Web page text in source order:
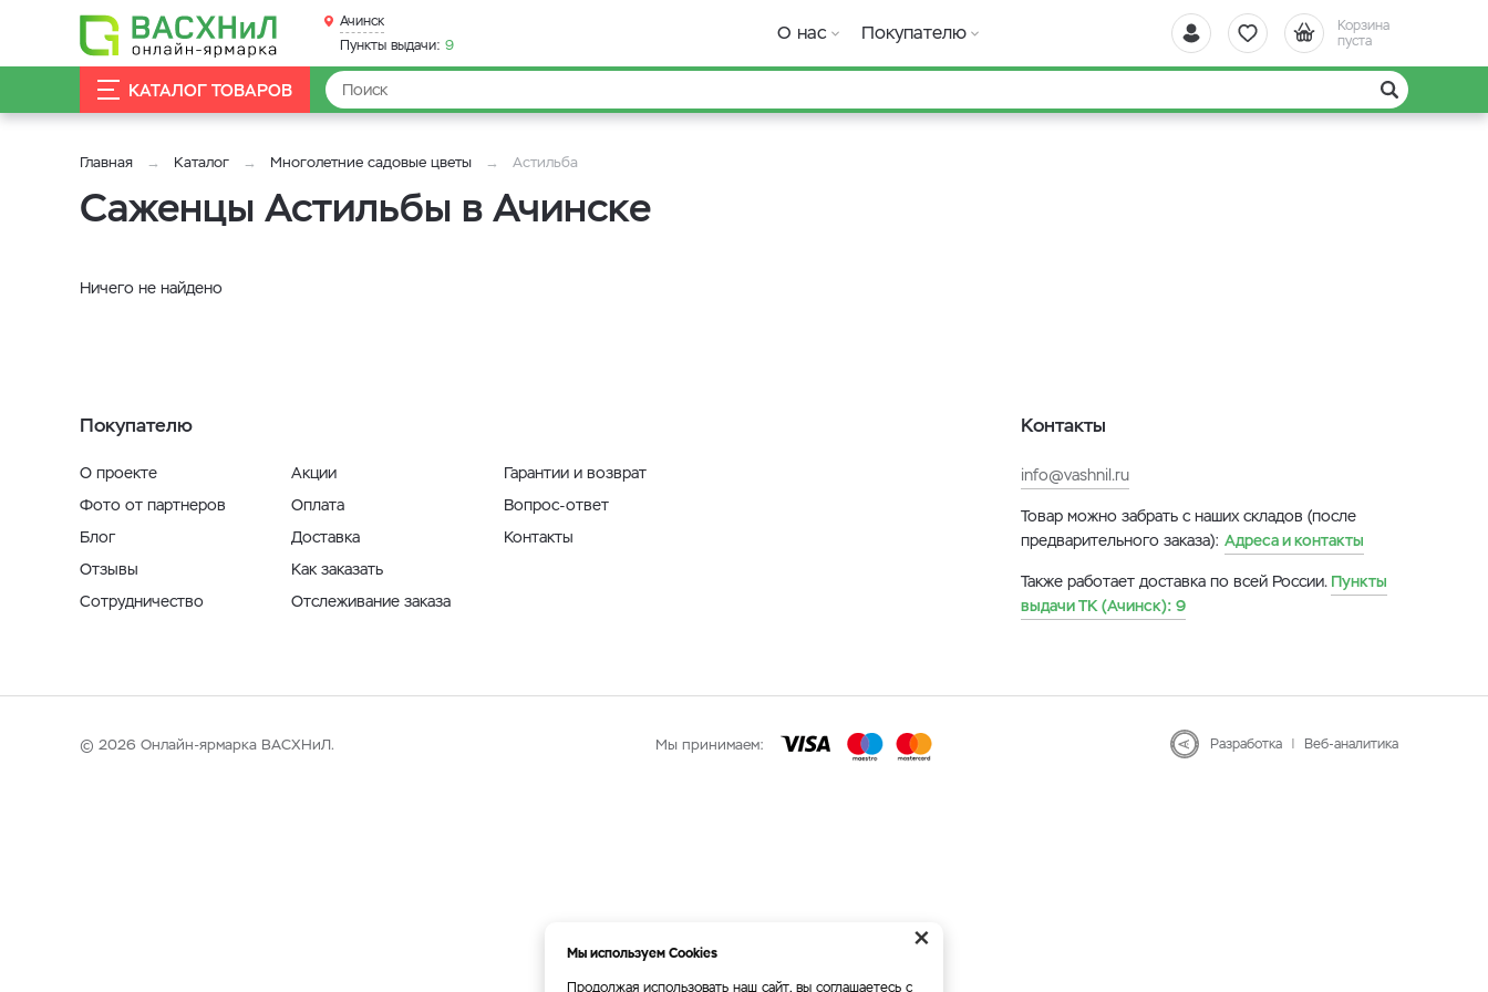
Корзина
пуста
Ачинск
Пункты выдачи: 9
О нас Покупателю
КАТАЛОГ ТОВАРОВ
Главная Каталог Многолетние садовые цветы Астильба
Саженцы Астильбы в Ачинске
Ничего не найдено
Покупателю
О проекте
Фото от партнеров
Блог
Отзывы
Сотрудничество
Акции
Оплата
Доставка
Как заказать
Отслеживание заказа
Гарантии и возврат
Вопрос-ответ
Контакты
Контакты
info@vashnil.ru
Товар можно забрать с наших складов (после
предварительного заказа): Адреса и контакты
Также работает доставка по всей России. Пункты
выдачи ТК (Ачинск): 9
© 2026 Онлайн-ярмарка ВАСХНиЛ. Мы принимаем: Разработка | Веб-аналитика
×
Мы используем Cookies
Продолжая использовать наш сайт, вы соглашаетесь с